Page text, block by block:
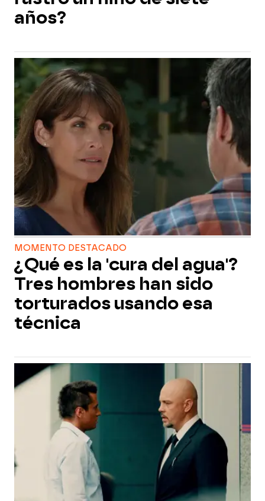
años?
MOMENTO DESTACADO
¿Qué es la 'cura del agua'?
Tres hombres han sido
torturados usando esa
técnica